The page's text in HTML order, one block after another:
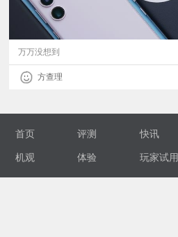
普
专
万万没想到
方查理
首页 评测 快讯
机观 体验 玩家试用